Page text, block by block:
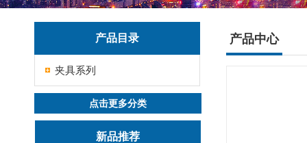
产品目录
夹具系列
点击更多分类
新品推荐
产品中心